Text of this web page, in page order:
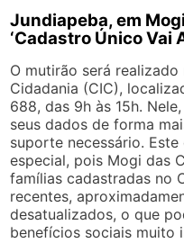
Jundiapeba, em
‘Cadastro Único Vai
O mutirão será
Cidadania (CIC),
688, das 9h às 15h.
seus dados de forma
suporte necessário.
especial, pois Mogi das
famílias cadastradas no
recentes,
desatualizados, o que
benefícios sociais muito